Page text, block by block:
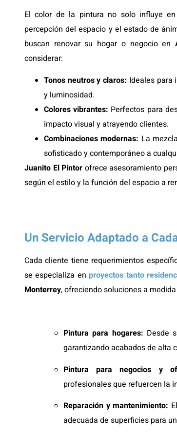
El color de la pintura no solo influye
percepción del espacio y el estado de
buscan renovar su hogar o negocio en
considerar:
Tonos neutros y claros: Ideales para
y luminosidad.
Colores vibrantes: Perfectos para
impacto visual y atrayendo clientes.
Combinaciones modernas: La
sofisticado y contemporáneo a
Juanito El Pintor ofrece asesoramiento
según el estilo y la función del espacio a
Un Servicio Adaptado a
Cada cliente tiene requerimientos
se especializa en proyectos tanto
Monterrey, ofreciendo soluciones a
Pintura para hogares: Desde
garantizando acabados de alta
Pintura para negocios y
profesionales que refuercen la
Reparación y mantenimiento:
adecuada de superficies para